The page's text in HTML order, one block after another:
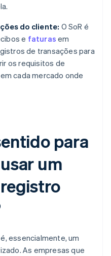
do cliente: O SoR é
e faturas em
de transações para
os requisitos de
cada mercado onde
para
um
essencialmente, um
As empresas que